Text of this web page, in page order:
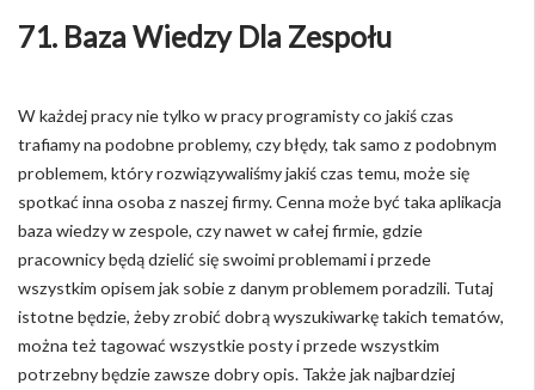
71. Baza Wiedzy Dla Zespołu
W każdej pracy nie tylko w pracy programisty co jakiś czas
trafiamy na podobne problemy, czy błędy, tak samo z podobnym
problemem, który rozwiązywaliśmy jakiś czas temu, może się
spotkać inna osoba z naszej firmy. Cenna może być taka aplikacja
baza wiedzy w zespole, czy nawet w całej firmie, gdzie
pracownicy będą dzielić się swoimi problemami i przede
wszystkim opisem jak sobie z danym problemem poradzili. Tutaj
istotne będzie, żeby zrobić dobrą wyszukiwarkę takich tematów,
można też tagować wszystkie posty i przede wszystkim
potrzebny będzie zawsze dobry opis. Także jak najbardziej